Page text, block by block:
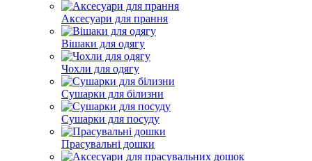
Аксесуари для прання
Вішаки для одягу
Чохли для одягу
Сушарки для білизни
Сушарки для посуду
Прасувальні дошки